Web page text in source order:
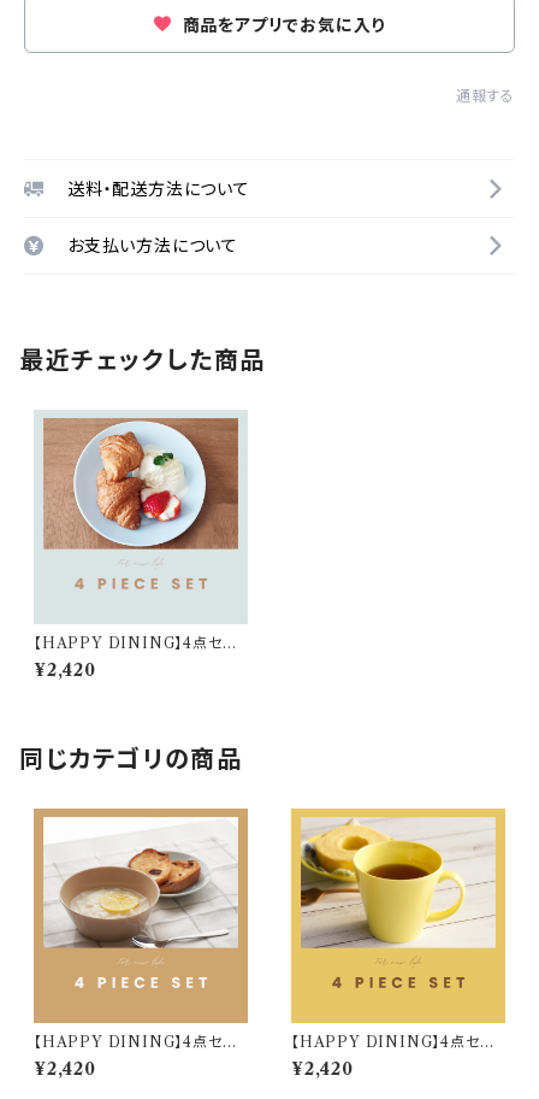
商品をアプリでお気に入り
通報する
送料・配送方法について
お支払い方法について
最近チェックした商品
【HAPPY DINING】4点セット
(ブルー)【YMK120】 YMK123
-6
¥2,420
同じカテゴリの商品
【HAPPY DINING】4点セット
(ベージュ)【YMK120】 YMK1
24-6
¥2,420
【HAPPY DINING】4点セット
(イエロー)【YMK120】 YMK1
22-6
¥2,420